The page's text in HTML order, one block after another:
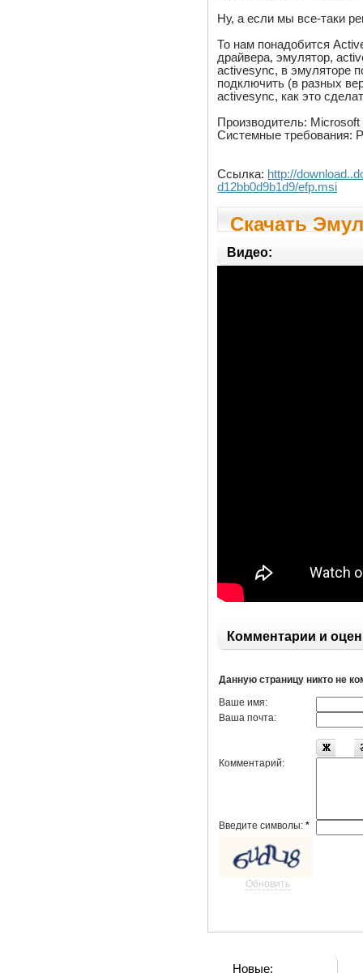
Ну, а если мы все-таки
То нам понадобится
драйвера, эмулятор,
activesync, в эмуляторе
подключить (в разных
activesync, как это
Производитель: Microsoft
Системные требования:
Ссылка: http://
d12bb0d9b1d9/efp.msi
Скачать
Mobile 6,
Видео:
Комментарии и
Данную страницу никто не
Ваше имя:
Ваша почта:
Комментарий:
Введите символы:*
Обновить
Новые: